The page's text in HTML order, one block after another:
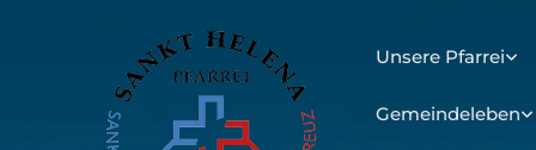
Unsere Pfarrei
Gemeindeleben